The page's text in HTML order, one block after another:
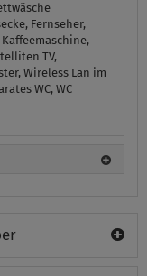
Fernseher,
TV,
Wireless Lan im
WC, WC